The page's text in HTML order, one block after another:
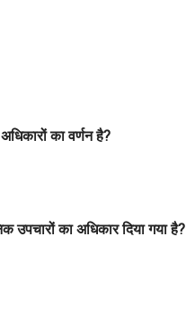
का वर्णन है?
उपचारों का अधिकार दिया गया है?